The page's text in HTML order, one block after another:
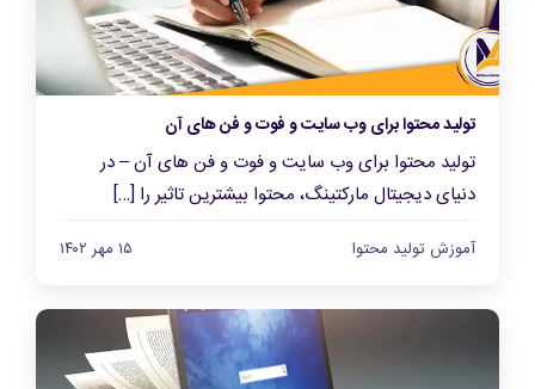
تولید محتوا برای وب سایت و فوت و فن های آن
تولید محتوا برای وب سایت و فوت و فن های آن – در
دنیای دیجیتال مارکتینگ، محتوا بیشترین تاثیر را […]
آموزش تولید محتوا ۱۵ مهر ۱۴۰۲